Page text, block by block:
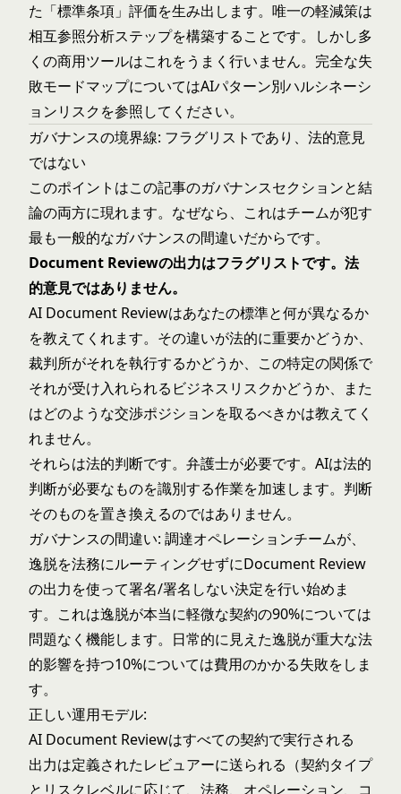
た「標準条項」評価を生み出します。唯一の軽減策は
相互参照分析ステップを構築することです。しかし多
くの商用ツールはこれをうまく行いません。完全な失
敗モードマップについてはAIパターン別ハルシネーシ
ョンリスクを参照してください。
ガバナンスの境界線: フラグリストであり、法的意見
ではない
このポイントはこの記事のガバナンスセクションと結
論の両方に現れます。なぜなら、これはチームが犯す
最も一般的なガバナンスの間違いだからです。
Document Reviewの出力はフラグリストです。法
的意見ではありません。
AI Document Reviewはあなたの標準と何が異なるか
を教えてくれます。その違いが法的に重要かどうか、
裁判所がそれを執行するかどうか、この特定の関係で
それが受け入れられるビジネスリスクかどうか、また
はどのような交渉ポジションを取るべきかは教えてく
れません。
それらは法的判断です。弁護士が必要です。AIは法的
判断が必要なものを識別する作業を加速します。判断
そのものを置き換えるのではありません。
ガバナンスの間違い: 調達オペレーションチームが、
逸脱を法務にルーティングせずにDocument Review
の出力を使って署名/署名しない決定を行い始めま
す。これは逸脱が本当に軽微な契約の90%については
問題なく機能します。日常的に見えた逸脱が重大な法
的影響を持つ10%については費用のかかる失敗をしま
す。
正しい運用モデル:
AI Document Reviewはすべての契約で実行される
出力は定義されたレビュアーに送られる（契約タイプ
とリスクレベルに応じて、法務、オペレーション、コ